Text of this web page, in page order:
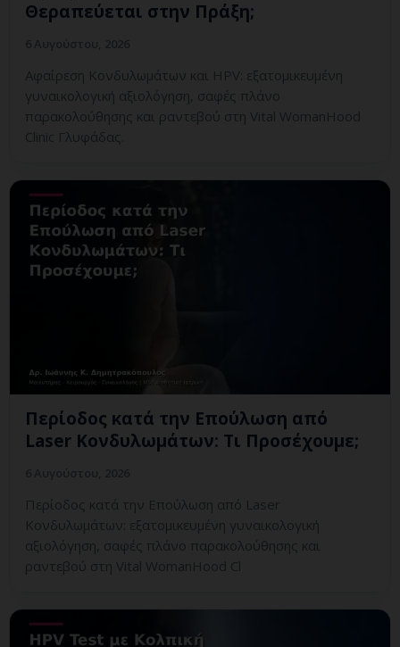
Θεραπεύεται στην Πράξη;
Αφαίρεση Κονδυλωμάτων και HPV: εξατομικευμένη
γυναικολογική αξιολόγηση, σαφές πλάνο
παρακολούθησης και ραντεβού στη Vital WomanHood
Clinic Γλυφάδας.
Περίοδος κατά την Επούλωση από
Laser Κονδυλωμάτων: Τι Προσέχουμε;
Περίοδος κατά την Επούλωση από Laser
Κονδυλωμάτων: εξατομικευμένη γυναικολογική
αξιολόγηση, σαφές πλάνο παρακολούθησης και
ραντεβού στη Vital WomanHood Cl